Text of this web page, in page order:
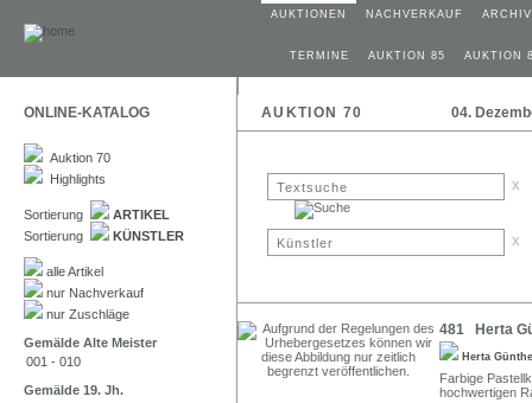
AUKTIONEN NACHVERKAUF ARCHIV
TERMINE AUKTION 85 AUKTION
ONLINE-KATALOG AUKTION 70 04.
Auktion 70
Highlights
Sortierung
ARTIKEL
Sortierung
KÜNSTLER
alle Artikel
nur Nachverkauf
nur Zuschläge
Gemälde Alte Meister
001 - 010
Gemälde 19. Jh.
x
x
481 Herta
Herta
Farbige
hochwertigen